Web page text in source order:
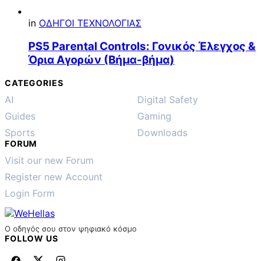
in ΟΔΗΓΟΙ ΤΕΧΝΟΛΟΓΙΑΣ
PS5 Parental Controls: Γονικός Έλεγχος &
Όρια Αγορών (Βήμα-βήμα)
CATEGORIES
AI
Digital Safety
Guides
Gaming
Sports
Downloads
FORUM
Visit our new Forum
Register new Account
Login Form
Ο οδηγός σου στον ψηφιακό κόσμο
FOLLOW US